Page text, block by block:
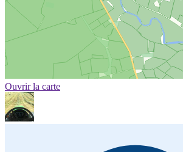
Ouvrir la carte